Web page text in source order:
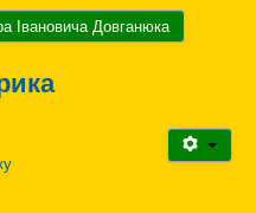
Івановича Довганюка